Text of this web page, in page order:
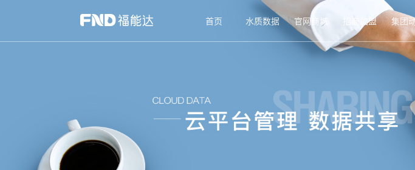
首页 水质数据 官网商城 招商加盟 集团